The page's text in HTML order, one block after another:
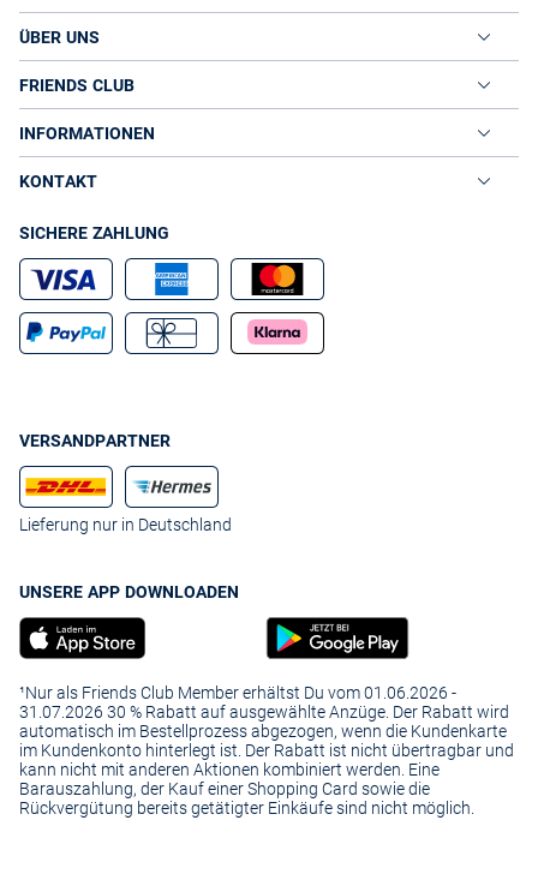
ÜBER UNS
FRIENDS CLUB
INFORMATIONEN
KONTAKT
SICHERE ZAHLUNG
VERSANDPARTNER
Lieferung nur in Deutschland
UNSERE APP DOWNLOADEN
¹Nur als Friends Club Member erhältst Du vom 01.06.2026 -
31.07.2026 30 % Rabatt auf ausgewählte Anzüge. Der Rabatt wird
automatisch im Bestellprozess abgezogen, wenn die Kundenkarte
im Kundenkonto hinterlegt ist. Der Rabatt ist nicht übertragbar und
kann nicht mit anderen Aktionen kombiniert werden. Eine
Barauszahlung, der Kauf einer Shopping Card sowie die
Rückvergütung bereits getätigter Einkäufe sind nicht möglich.